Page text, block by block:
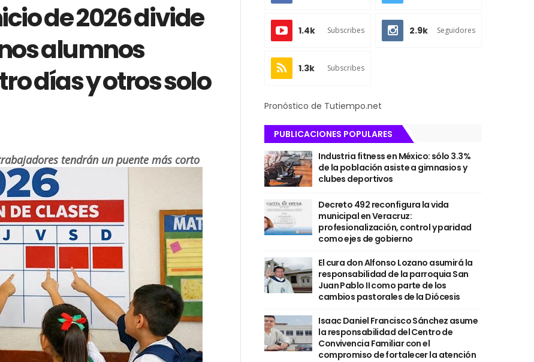
de 2026 divide
alumnos
días y otros solo
tendrán un puente más corto
1.4k Subscribes 2.9k Seguidores
1.3k Subscribes
Pronóstico de Tutiempo.net
PUBLICACIONES POPULARES
Industria fitness en México: sólo 3.3%
de la población asiste a gimnasios y
clubes deportivos
Decreto 492 reconfigura la vida
municipal en Veracruz:
profesionalización, control y paridad
como ejes de gobierno
El cura don Alfonso Lozano asumirá la
responsabilidad de la parroquia San
Juan Pablo II como parte de los
cambios pastorales de la Diócesis
Isaac Daniel Francisco Sánchez asume
la responsabilidad del Centro de
Convivencia Familiar con el
compromiso de fortalecer la atención